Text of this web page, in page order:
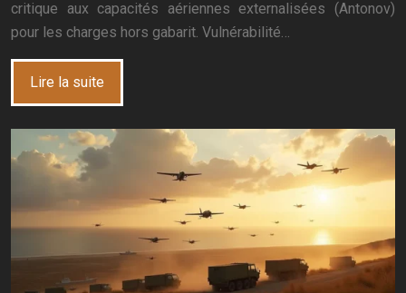
critique aux capacités aériennes externalisées (Antonov)
pour les charges hors gabarit. Vulnérabilité…
Lire la suite